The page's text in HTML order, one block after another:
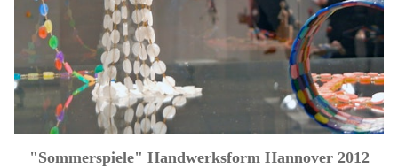
"Sommerspiele" Handwerksform Hannover 2012